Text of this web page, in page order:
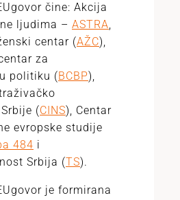
čine: Akcija
ljudima – ASTRA,
centar (AŽC),
za
politiku (BCBP),
(CINS), Centar
evropske studije
484 i
Srbija (TS).
je formirana